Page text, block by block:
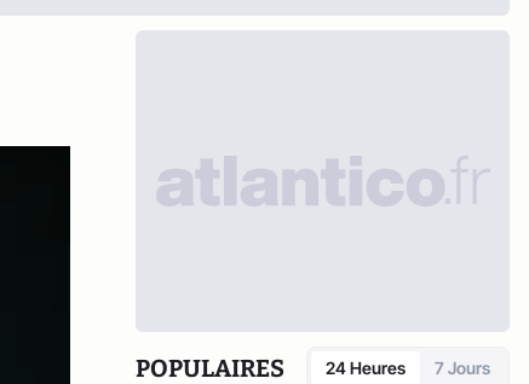
POPULAIRES 24 Heures 7 Jours